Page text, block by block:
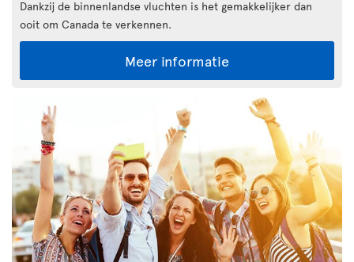
Dankzij de binnenlandse vluchten is het gemakkelijker dan
ooit om Canada te verkennen.
Meer informatie